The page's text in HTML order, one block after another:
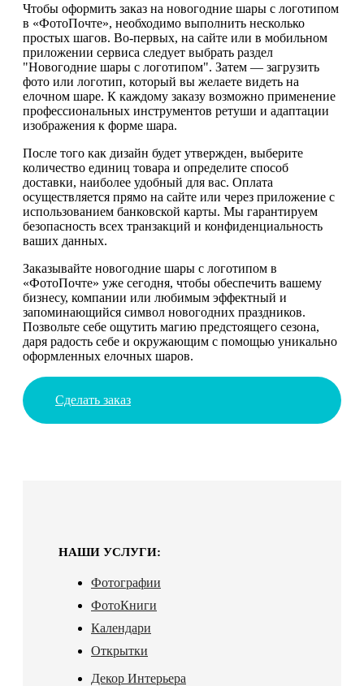
Чтобы оформить заказ на новогодние шары с логотипом
в «ФотоПочте», необходимо выполнить несколько
простых шагов. Во-первых, на сайте или в мобильном
приложении сервиса следует выбрать раздел
"Новогодние шары с логотипом". Затем — загрузить
фото или логотип, который вы желаете видеть на
елочном шаре. К каждому заказу возможно применение
профессиональных инструментов ретуши и адаптации
изображения к форме шара.
После того как дизайн будет утвержден, выберите
количество единиц товара и определите способ
доставки, наиболее удобный для вас. Оплата
осуществляется прямо на сайте или через приложение с
использованием банковской карты. Мы гарантируем
безопасность всех транзакций и конфиденциальность
ваших данных.
Заказывайте новогодние шары с логотипом в
«ФотоПочте» уже сегодня, чтобы обеспечить вашему
бизнесу, компании или любимым эффектный и
запоминающийся символ новогодних праздников.
Позвольте себе ощутить магию предстоящего сезона,
даря радость себе и окружающим с помощью уникально
оформленных елочных шаров.
Сделать заказ
НАШИ УСЛУГИ:
Фотографии
ФотоКниги
Календари
Открытки
Декор Интерьера